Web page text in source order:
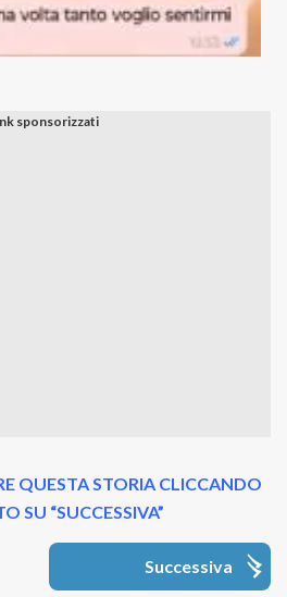
QUESTA STORIA CLICCANDO
SU “SUCCESSIVA”
Successiva